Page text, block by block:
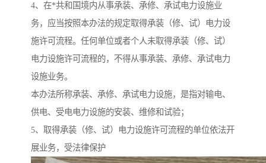
4、在*共和国境内从事承装、承修、承试电力设施业
务，应当按照本办法的规定取得承装（修、试）电力设
施许可流程。任何单位或者个人未取得承装（修、试）
电力设施许可流程的，不得从事承装、承修、承试电力
设施业务。
本办法所称承装、承修、承试电力设施，是指对输电、
供电、受电电力设施的安装、维修和试验；
5、取得承装（修、试）电力设施许可流程的单位依法开
展业务，受法律保护